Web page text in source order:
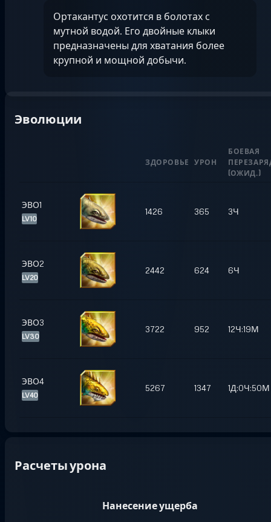
Ортакантус охотится в болотах с
мутной водой. Его двойные клыки
предназначены для хватания более
крупной и мощной добычи.
Эволюции
ЗДОРОВЬЕ УРОН
БОЕВАЯ
(ОЖИД.)
ЭВО1
LV10
1426 365 3Ч
ЭВО2
LV20
2442 624 6Ч
ЭВО3
LV30
3722 952 12Ч:19М
ЭВО4
LV40
5267 1347 1Д:0Ч:50М
Расчеты урона
Нанесение ущерба